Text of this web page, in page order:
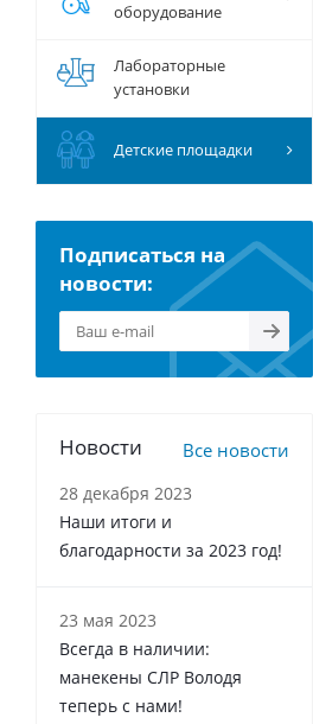
оборудование
Лабораторные
установки
Детские площадки
Подписаться на
новости:
Новости Все новости
28 декабря 2023
Наши итоги и
благодарности за 2023 год!
23 мая 2023
Всегда в наличии:
манекены СЛР Володя
теперь с нами!